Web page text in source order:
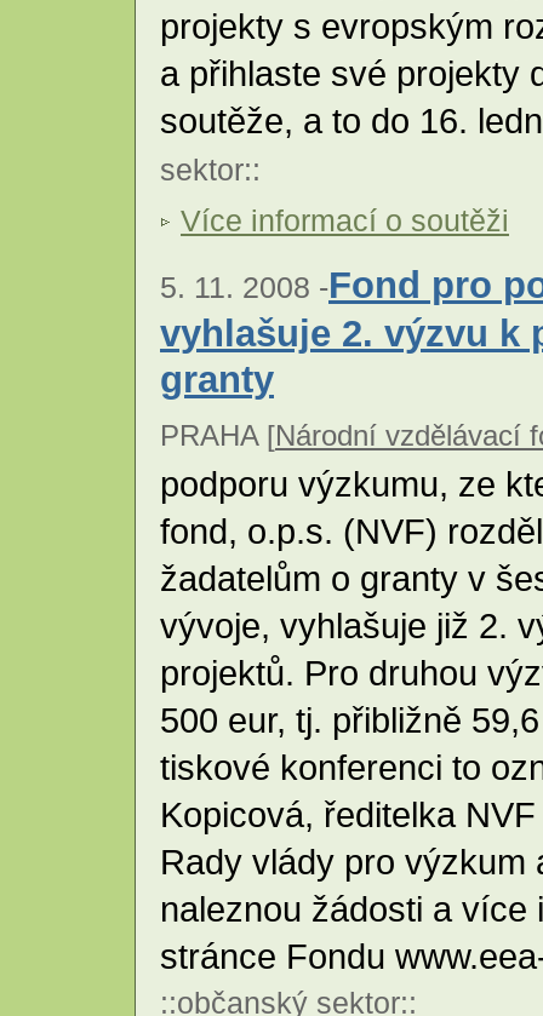
projekty s evropským
a přihlaste své projekty
soutěže, a to do 16.
sektor::
Více informací o soutěži
5. 11. 2008 -Fond pro
vyhlašuje 2. výzvu k
granty
PRAHA [Národní vzdělávací
podporu výzkumu, ze
fond, o.p.s. (NVF)
žadatelům o granty v
vývoje, vyhlašuje již 2.
projektů. Pro druhou
500 eur, tj. přibližně
tiskové konferenci to
Kopicová, ředitelka
Rady vlády pro výzkum
naleznou žádosti a
stránce Fondu
::občanský sektor::